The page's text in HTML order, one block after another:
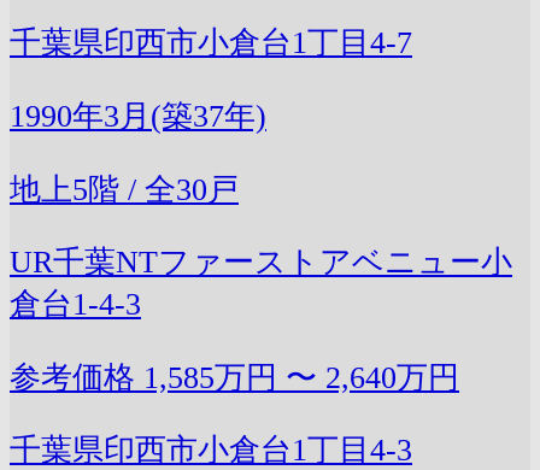
千葉県印西市小倉台1丁目4-7
1990年3月(築37年)
地上5階 / 全30戸
UR千葉NTファーストアベニュー小
倉台1-4-3
参考価格 1,585万円 〜 2,640万円
千葉県印西市小倉台1丁目4-3